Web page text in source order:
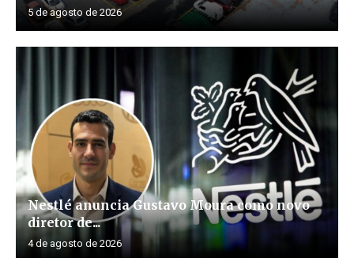
5 de agosto de 2026
Nestlé anuncia Gustavo Moura como novo
diretor de...
4 de agosto de 2026